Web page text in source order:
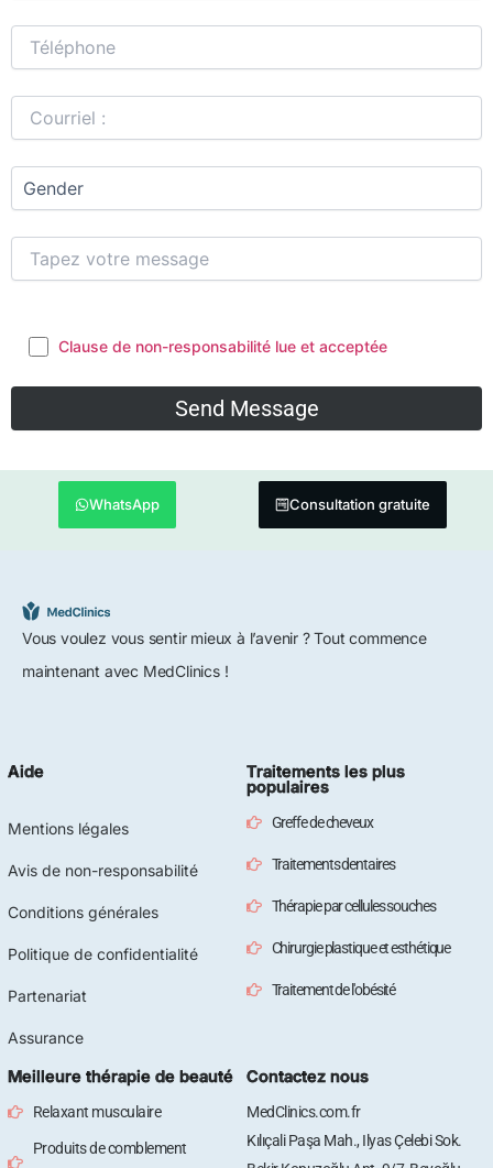
Clause de non-responsabilité lue et acceptée
WhatsApp Consultation gratuite
Vous voulez vous sentir mieux à l’avenir ? Tout commence
maintenant avec MedClinics !
Aide
Mentions légales
Avis de non-responsabilité
Conditions générales
Politique de confidentialité
Partenariat
Assurance
Traitements les plus
populaires
Greffe de cheveux
Traitements dentaires
Thérapie par cellules souches
Chirurgie plastique et esthétique
Traitement de l'obésité
Meilleure thérapie de beauté
Relaxant musculaire
Produits de comblement
Contactez nous
MedClinics.com.fr
Kılıçali Paşa Mah., Ilyas Çelebi Sok.